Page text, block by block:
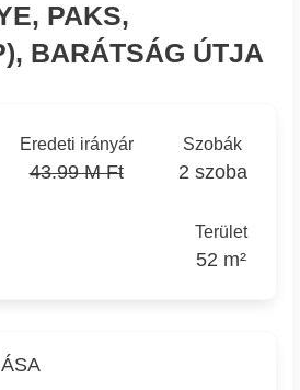
PAKS,
BARÁTSÁG ÚTJA
Eredeti irányár
43.99 M Ft
Szobák
2 szoba
Terület
52 m²